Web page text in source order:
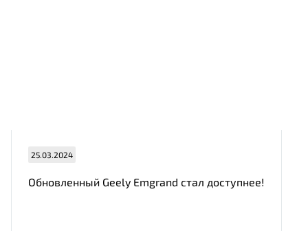
25.03.2024
Обновленный Geely Emgrand стал доступнее!